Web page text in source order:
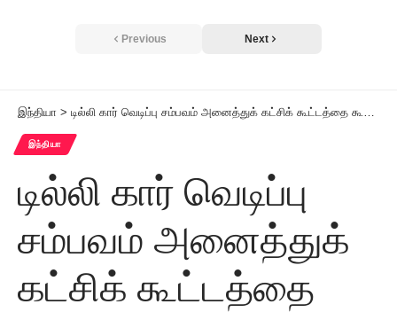
Previous Next
இந்தியா > டில்லி கார் வெடிப்பு சம்பவம் அனைத்துக் கட்சிக் கூட்டத்தை கூட்ட வேண்டும் காங்கிரஸ் வலியுறுத்தல்
இந்தியா
டில்லி கார் வெடிப்பு
சம்பவம் அனைத்துக்
கட்சிக் கூட்டத்தை